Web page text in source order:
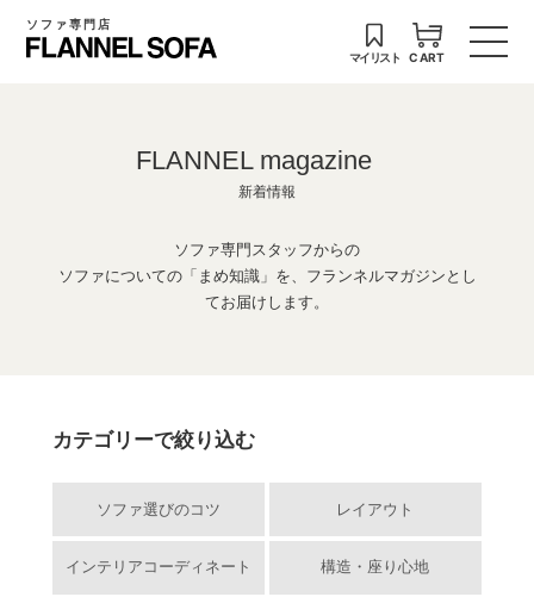
ソファ専門店
マイリスト CART
FLANNEL magazine
新着情報
ソファ専門スタッフからの
ソファについての「まめ知識」を、フランネルマガジンとし
てお届けします。
カテゴリーで絞り込む
ソファ選びのコツ レイアウト
インテリアコーディネート 構造・座り心地